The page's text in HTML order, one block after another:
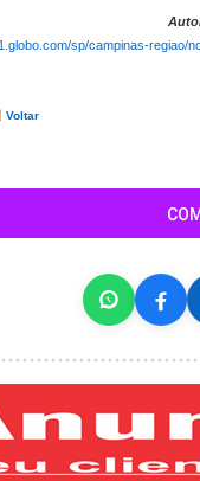
sp/campinas-regiao/
Voltar